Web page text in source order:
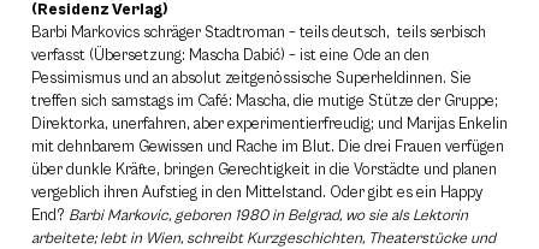
(Residenz Verlag)
Barbi Markovics schräger Stadtroman – teils deutsch, ­ teils serbisch
verfasst (Übersetzung: Mascha Dabić) – ist eine Ode an den
Pessimismus und an absolut zeitgenössische Superheldinnen. Sie
treffen sich samstags im Café: Mascha, die mutige Stütze der Gruppe;
Direktorka, unerfahren, aber experimentierfreudig; und Marijas Enkelin
mit dehnbarem Gewissen und Rache im Blut. Die drei Frauen verfügen
über dunkle Kräfte, bringen Gerechtigkeit in die Vorstädte und planen
vergeblich ihren Aufstieg in den Mittelstand. Oder gibt es ein Happy
End? Barbi Markovic, geboren 1980 in Belgrad, wo sie als Lektorin
arbeitete; lebt in Wien, schreibt Kurzgeschichten, Theaterstücke und